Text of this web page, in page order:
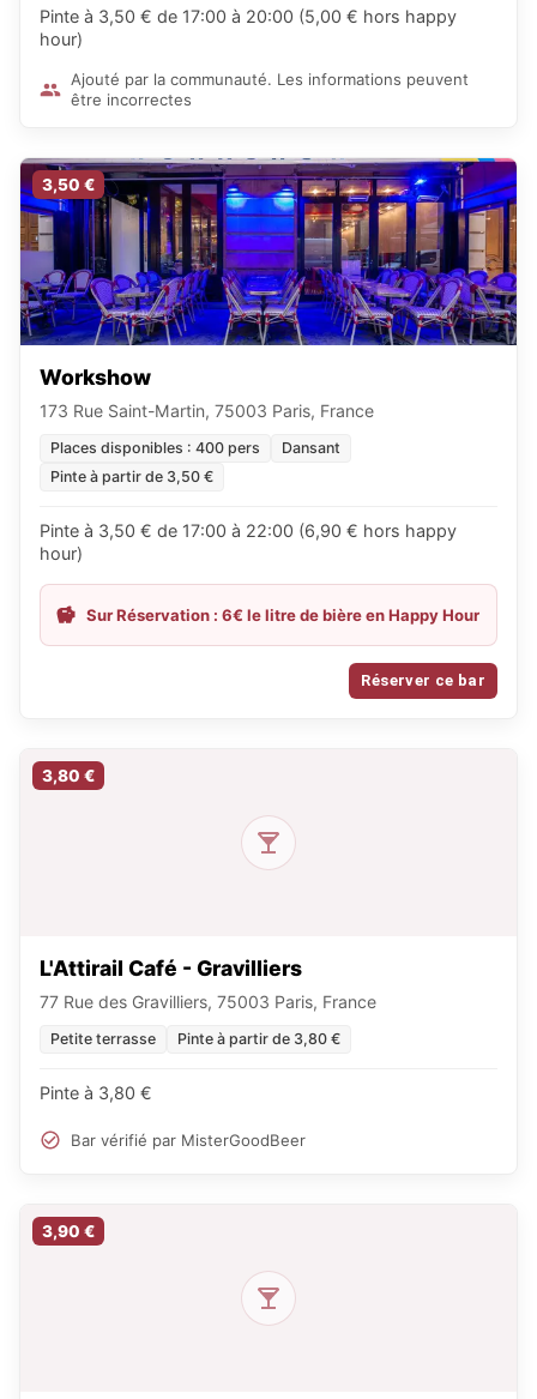
Pinte à 3,50 € de 17:00 à 20:00 (5,00 € hors happy
hour)
Ajouté par la communauté. Les informations peuvent
être incorrectes
3,50 €
Workshow
173 Rue Saint-Martin, 75003 Paris, France
Places disponibles : 400 pers
Dansant
Pinte à partir de 3,50 €
Pinte à 3,50 € de 17:00 à 22:00 (6,90 € hors happy
hour)
Sur Réservation : 6€ le litre de bière en Happy Hour
Réserver ce bar
3,80 €
L'Attirail Café - Gravilliers
77 Rue des Gravilliers, 75003 Paris, France
Petite terrasse Pinte à partir de 3,80 €
Pinte à 3,80 €
Bar vérifié par MisterGoodBeer
3,90 €